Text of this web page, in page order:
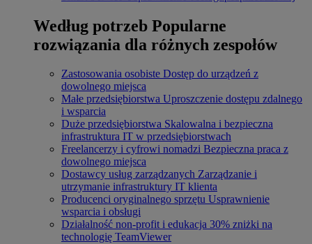
Według potrzeb Popularne
rozwiązania dla różnych zespołów
Zastosowania osobiste Dostęp do urządzeń z
dowolnego miejsca
Małe przedsiębiorstwa Uproszczenie dostępu zdalnego
i wsparcia
Duże przedsiębiorstwa Skalowalna i bezpieczna
infrastruktura IT w przedsiębiorstwach
Freelancerzy i cyfrowi nomadzi Bezpieczna praca z
dowolnego miejsca
Dostawcy usług zarządzanych Zarządzanie i
utrzymanie infrastruktury IT klienta
Producenci oryginalnego sprzętu Usprawnienie
wsparcia i obsługi
Działalność non-profit i edukacja 30% zniżki na
technologię TeamViewer